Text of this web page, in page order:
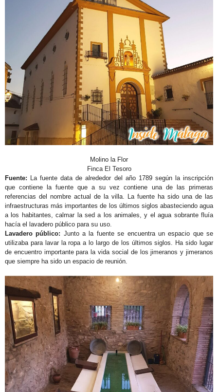
Molino la Flor
Finca El Tesoro
Fuente: La fuente data de alrededor del año 1789 según la inscripción
que contiene la fuente que a su vez contiene una de las primeras
referencias del nombre actual de la villa. La fuente ha sido una de las
infraestructuras más importantes de los últimos siglos abasteciendo agua
a los habitantes, calmar la sed a los animales, y el agua sobrante fluía
hacía el lavadero público para su uso.
Lavadero público: Junto a la fuente se encuentra un espacio que se
utilizaba para lavar la ropa a lo largo de los últimos siglos. Ha sido lugar
de encuentro importante para la vida social de los jimeranos y jimeranos
que siempre ha sido un espacio de reunión.